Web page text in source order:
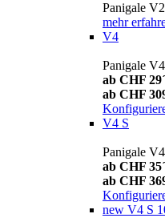
Panigale
mehr
V4
Panigale V4
ab CHF
ab CHF
V4 S
Panigale
ab CHF
ab CHF
new V4 S